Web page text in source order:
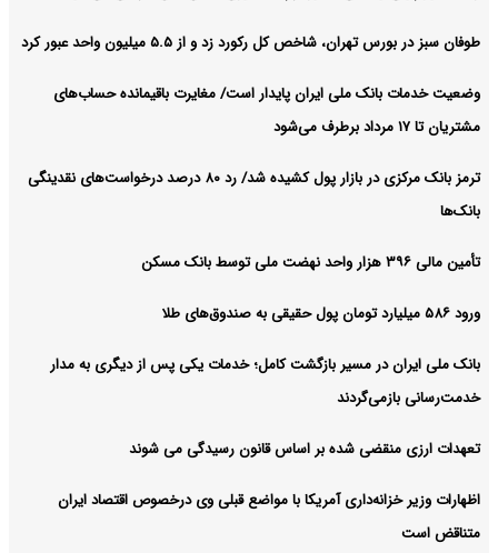
طوفان سبز در بورس تهران، شاخص کل رکورد زد و از ۵.۵ میلیون واحد عبور کرد
وضعیت خدمات بانک ملی ایران پایدار است/ مغایرت‌ باقیمانده حساب‌های
مشتریان تا ۱۷ مرداد برطرف می‌شود
ترمز بانک مرکزی در بازار پول کشیده شد/ رد ۸۰ درصد درخواست‌های نقدینگی
بانک‌ها
تأمین مالی ۳۹۶ هزار واحد نهضت ملی توسط بانک مسکن
ورود ۵۸۶ میلیارد تومان پول حقیقی به صندوق‌های طلا
بانک ملی ایران در مسیر بازگشت کامل؛ خدمات یکی پس از دیگری به مدار
خدمت‌رسانی بازمی‌گردند
تعهدات ارزی منقضی شده بر اساس قانون رسیدگی می شوند
اظهارات وزیر خزانه‌داری آمریکا با مواضع قبلی وی درخصوص اقتصاد ایران
متناقض است